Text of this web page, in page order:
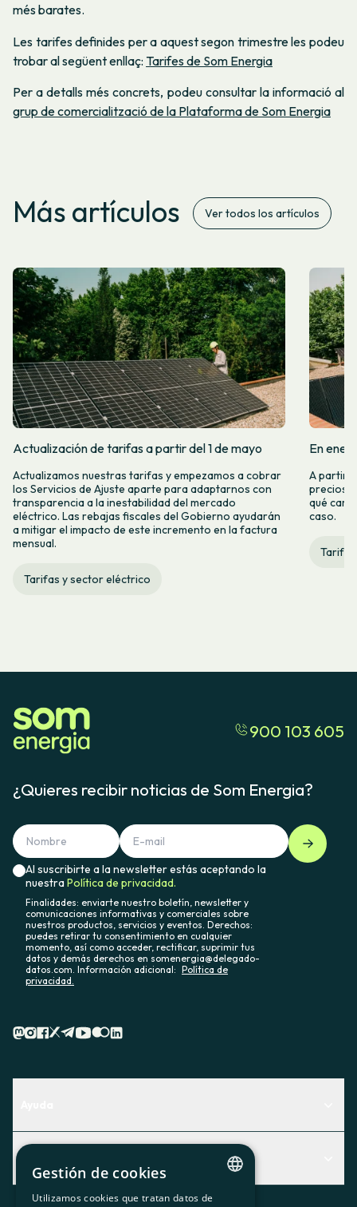
més barates.
Les tarifes definides per a aquest segon trimestre les podeu
trobar al següent enllaç: Tarifes de Som Energia
Per a detalls més concrets, podeu consultar la informació al
grup de comercialització de la Plataforma de Som Energia
Más artículos Ver todos los artículos
Actualización de tarifas a partir del 1 de mayo
Actualizamos nuestras tarifas y empezamos a cobrar
los Servicios de Ajuste aparte para adaptarnos con
transparencia a la inestabilidad del mercado
eléctrico. Las rebajas fiscales del Gobierno ayudarán
a mitigar el impacto de este incremento en la factura
mensual.
Tarifas y sector eléctrico
En
A partir
precios
qué
caso.
900 103 605
¿Quieres recibir noticias de Som Energia?
Al suscribirte a la newsletter estás aceptando la
nuestraPolítica de privacidad.
Finalidades: enviarte nuestro boletín, newsletter y
comunicaciones informativas y comerciales sobre
nuestros productos, servicios y eventos. Derechos:
puedes retirar tu consentimiento en cualquier
momento, así como acceder, rectificar, suprimir tus
datos y demás derechos en somenergia@delegado-
datos.com. Información adicional: Política de
privacidad.
Descubre qué servicio te encaja mejor
Contacto
Actualidad
Gestión de cookies
Utilizamos cookies que tratan datos de